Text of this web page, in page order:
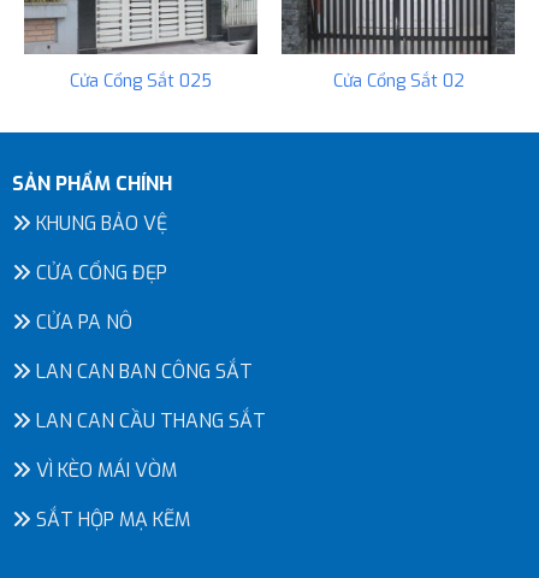
Cửa Cổng Sắt 025 Cửa Cổng Sắt 02
SẢN PHẨM CHÍNH
KHUNG BẢO VỆ
CỬA CỔNG ĐẸP
CỬA PA NÔ
LAN CAN BAN CÔNG SẮT
LAN CAN CẦU THANG SẮT
VÌ KÈO MÁI VÒM
SẮT HỘP MẠ KẼM